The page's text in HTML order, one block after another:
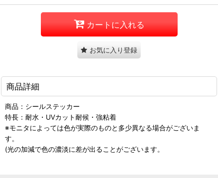
カートに入れる
お気に入り登録
商品詳細
商品：シールステッカー
特長：耐水・UVカット耐候・強粘着
※モニタによっては色が実際のものと多少異なる場合がございま
す。
(光の加減で色の濃淡に差が出ることがございます。